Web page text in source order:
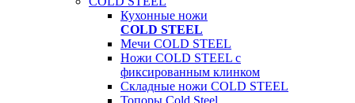
Кухонные ножи
COLD STEEL
Мечи COLD STEEL
Ножи COLD STEEL с
фиксированным клинком
Складные ножи COLD STEEL